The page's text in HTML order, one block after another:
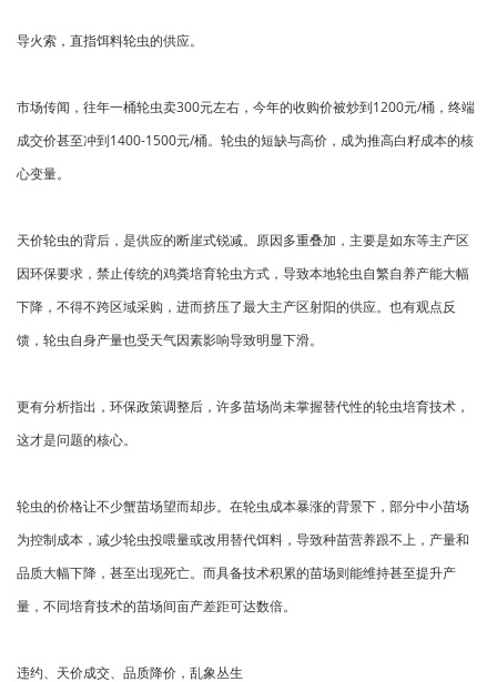
导火索，直指饵料轮虫的供应。
市场传闻，往年一桶轮虫卖300元左右，今年的收购价被炒到1200元/桶，终端
成交价甚至冲到1400-1500元/桶。轮虫的短缺与高价，成为推高白籽成本的核
心变量。
天价轮虫的背后，是供应的断崖式锐减。原因多重叠加，主要是如东等主产区
因环保要求，禁止传统的鸡粪培育轮虫方式，导致本地轮虫自繁自养产能大幅
下降，不得不跨区域采购，进而挤压了最大主产区射阳的供应。也有观点反
馈，轮虫自身产量也受天气因素影响导致明显下滑。
更有分析指出，环保政策调整后，许多苗场尚未掌握替代性的轮虫培育技术，
这才是问题的核心。
轮虫的价格让不少蟹苗场望而却步。在轮虫成本暴涨的背景下，部分中小苗场
为控制成本，减少轮虫投喂量或改用替代饵料，导致种苗营养跟不上，产量和
品质大幅下降，甚至出现死亡。而具备技术积累的苗场则能维持甚至提升产
量，不同培育技术的苗场间亩产差距可达数倍。
违约、天价成交、品质降价，乱象丛生